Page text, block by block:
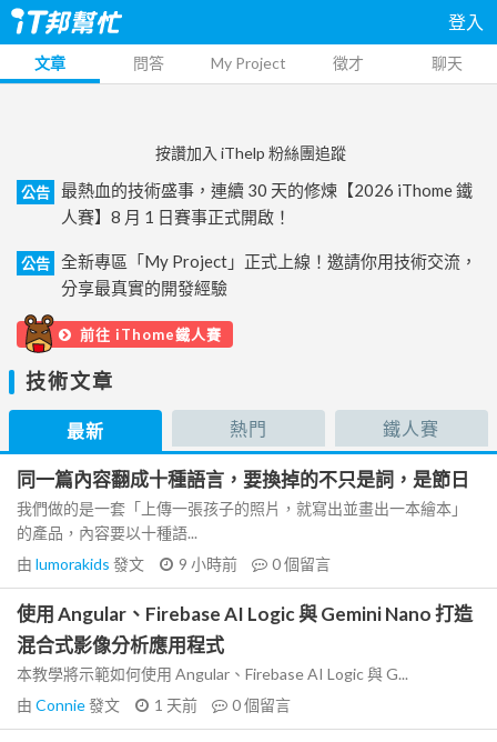
登入
文章 問答 My Project 徵才 聊天
按讚加入 iThelp 粉絲團追蹤
公告
最熱血的技術盛事，連續 30 天的修煉【2026 iThome 鐵
人賽】8 月 1 日賽事正式開啟！
公告
全新專區「My Project」正式上線！邀請你用技術交流，
分享最真實的開發經驗
前往 iThome鐵人賽
技術文章
最新 熱門 鐵人賽
同一篇內容翻成十種語言，要換掉的不只是詞，是節日
我們做的是一套「上傳一張孩子的照片，就寫出並畫出一本繪本」
的產品，內容要以十種語...
由 lumorakids 發文 9 小時前 0個留言
使用 Angular、Firebase AI Logic 與 Gemini Nano 打造
混合式影像分析應用程式
本教學將示範如何使用 Angular、Firebase AI Logic 與 G...
由 Connie發文 1 天前 0個留言